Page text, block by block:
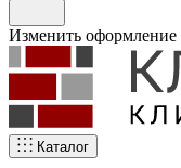
Изменить оформление
Каталог